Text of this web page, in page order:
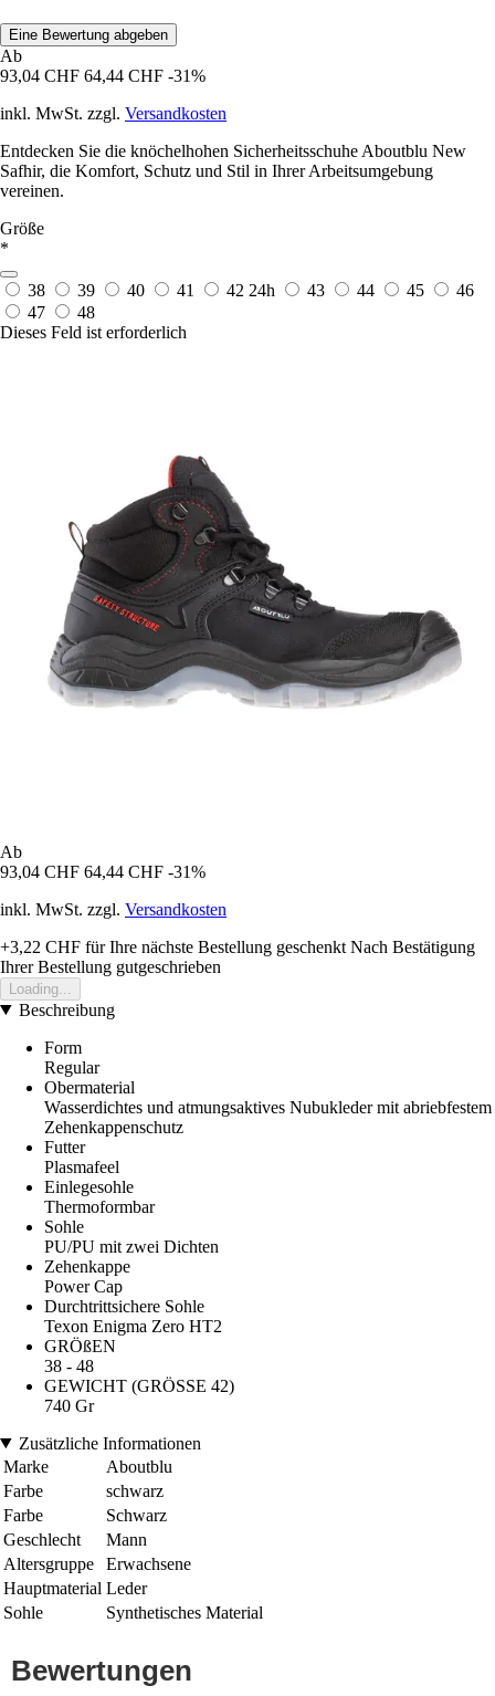
Eine Bewertung abgeben
Ab
93,04 CHF 64,44 CHF -31%
inkl. MwSt. zzgl. Versandkosten
Entdecken Sie die knöchelhohen Sicherheitsschuhe Aboutblu New
Safhir, die Komfort, Schutz und Stil in Ihrer Arbeitsumgebung
vereinen.
Größe
*
38 39 40 41 42 24h 43 44 45
46
47
48
Dieses Feld ist erforderlich
Ab
93,04 CHF 64,44 CHF -31%
inkl. MwSt. zzgl. Versandkosten
+3,22 CHF für Ihre nächste Bestellung geschenkt Nach Bestätigung
Ihrer Bestellung gutgeschrieben
Loading...
Beschreibung
Form
Regular
Obermaterial
Wasserdichtes und atmungsaktives Nubukleder mit abriebfestem
Zehenkappenschutz
Futter
Plasmafeel
Einlegesohle
Thermoformbar
Sohle
PU/PU mit zwei Dichten
Zehenkappe
Power Cap
Durchtrittsichere Sohle
Texon Enigma Zero HT2
GRÖßEN
38 - 48
GEWICHT (GRÖSSE 42)
740 Gr
Zusätzliche Informationen
Marke
Aboutblu
Farbe
schwarz
Farbe
Schwarz
Geschlecht
Mann
Altersgruppe
Erwachsene
Hauptmaterial Leder
Sohle
Synthetisches Material